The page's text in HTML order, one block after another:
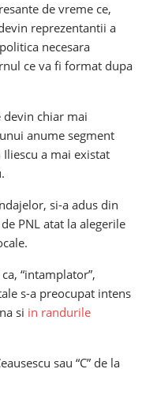
de vreme ce,
reprezentantii a
necesara
ce va fi format dupa
devin chiar mai
anume segment
a mai existat
si-a adus din
PNL atat la alegerile
“intamplator”,
s-a preocupat intens
si in randurile
sau “C” de la